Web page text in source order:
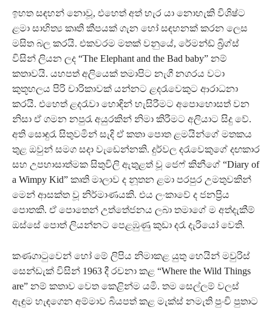
ඉහත සඳහන් නොවූ, එහෙත් අත් හැර යා නොහැකි විශිෂ්ට
ළමා සාහිත්‍ය කෘති කීපයක් ගැන හෝ සඳහනක් කරන ලෙස
මසිත බල කරයි. එකවරම මතක් වනුයේ, රේමන්ඩ් බ්‍රිග්ස්
විසින් ලියන ලද “The Elephant and the Bad baby” නම්
කතාවයි. යහපත් අලියෙක් තමාපිට නැගී නගරය වටා
කුතූහලය පිරි චාරිකාවක් යන්නට ළදරැවෙකුට ආරාධනා
කරයි. එහෙත් ළදරැවා හොඳින් හැසිරීමට අපොහොසත් වන
නිසා ඒ ගමන නපුරැ අයුරකින් නිමා කිරීමට අලියාට සිදු වේ.
අති සොඳුරැ සිතුවමින් සැදි ඒ කතා පොත ළමයින්ගේ මතකය
තුළ ඔවුන් සමග සදා වැඩෙන්නකි. දුර්වල දරැවෙකුගේ දඟකාර
සහ උපහාසාත්මක සිතුවිලි ඇතුළත් වූ ජෙෆ් කිනීගේ “Diary of
a Wimpy Kid” කෘති මාලාව ද නූතන ළමා පරපුර උමතුවකින්
මෙන් ආසක්ත වූ නිර්මාණයකි. එය ලංකාවේ ද ජනප්‍රිය
පොතකි. ඒ පොතෙන් උත්තේජනය ලබා තමාගේ ම අත්දැකීම්
ඔස්සේ පොත් ලියන්නට පෙළඹුණු කුඩා දරැ දැරියෝ වෙති.
කණගාටුවෙන් හෝ මේ ලිපිය නිමාකළ යුතු හෙයින් මවුරිස්
සෙන්ඩැක් විසින් 1963 දී රචනා කළ “Where the Wild Things
are” නම් කතාව වෙත කෙළින්ම යමි. තම සෙල්ලම් වලස්
ඇඳුම හැඳගෙන අම්මාව බියපත් කළ මැක්ස් නමැති පුංචි පුතාට